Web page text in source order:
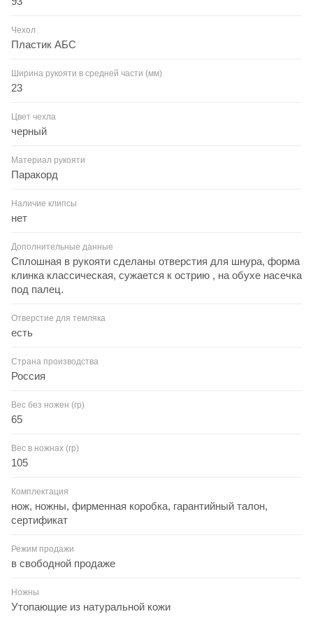
Чехол
Пластик АБС
Ширина рукояти в средней части (мм)
23
Цвет чехла
черный
Материал рукояти
Паракорд
Наличие клипсы
нет
Дополнительные данные
Сплошная в рукояти сделаны отверстия для шнура, форма
клинка классическая, сужается к острию , на обухе насечка
под палец.
Отверстие для темляка
есть
Страна производства
Россия
Вес без ножен (гр)
65
Вес в ножнах (гр)
105
Комплектация
нож, ножны, фирменная коробка, гарантийный талон,
сертификат
Режим продажи
в свободной продаже
Ножны
Утопающие из натуральной кожи